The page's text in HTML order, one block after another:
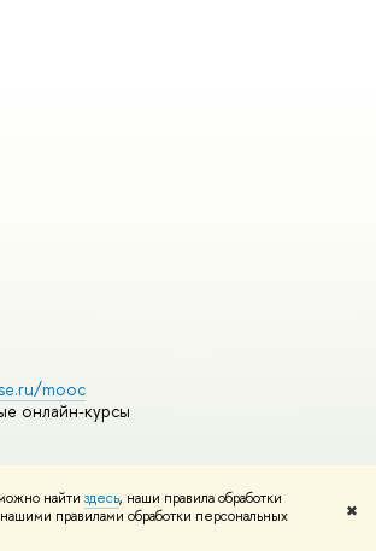
найти здесь, наши правила обработки
правилами обработки персональных
✖
mooc
онлайн-курсы
Редактору